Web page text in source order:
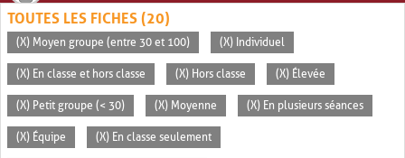
TOUTES LES FICHES (20)
(X) Moyen groupe (entre 30 et 100) (X) Individuel
(X) En classe et hors classe (X) Hors classe (X) Élevée
(X) Petit groupe (< 30) (X) Moyenne (X) En plusieurs séances
(X) Équipe (X) En classe seulement